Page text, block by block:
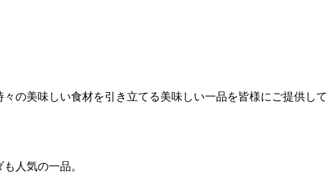
の美味しい食材を引き立てる美味しい一品を皆様にご提供して
人気の一品。